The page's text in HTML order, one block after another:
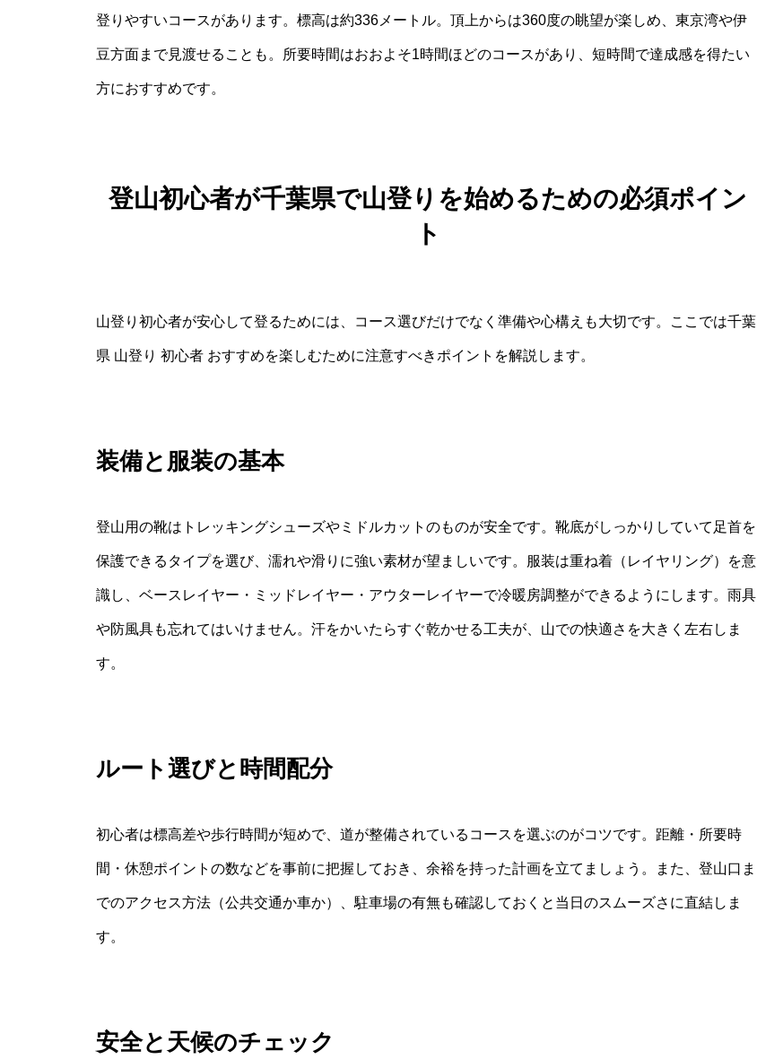
登りやすいコースがあります。標高は約336メートル。頂上からは360度の眺望が楽しめ、東京湾や伊
豆方面まで見渡せることも。所要時間はおおよそ1時間ほどのコースがあり、短時間で達成感を得たい
方におすすめです。
登山初心者が千葉県で山登りを始めるための必須ポイン
ト
山登り初心者が安心して登るためには、コース選びだけでなく準備や心構えも大切です。ここでは千葉
県 山登り 初心者 おすすめを楽しむために注意すべきポイントを解説します。
装備と服装の基本
登山用の靴はトレッキングシューズやミドルカットのものが安全です。靴底がしっかりしていて足首を
保護できるタイプを選び、濡れや滑りに強い素材が望ましいです。服装は重ね着（レイヤリング）を意
識し、ベースレイヤー・ミッドレイヤー・アウターレイヤーで冷暖房調整ができるようにします。雨具
や防風具も忘れてはいけません。汗をかいたらすぐ乾かせる工夫が、山での快適さを大きく左右しま
す。
ルート選びと時間配分
初心者は標高差や歩行時間が短めで、道が整備されているコースを選ぶのがコツです。距離・所要時
間・休憩ポイントの数などを事前に把握しておき、余裕を持った計画を立てましょう。また、登山口ま
でのアクセス方法（公共交通か車か）、駐車場の有無も確認しておくと当日のスムーズさに直結しま
す。
安全と天候のチェック